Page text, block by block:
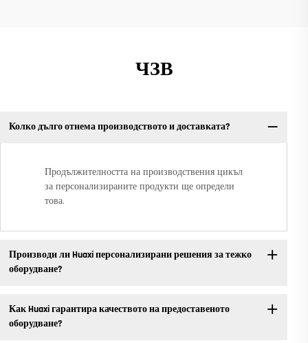
ЧЗВ
Колко дълго отнема производството и доставката?
Продължителността на производствения цикъл
за персонализираните продукти ще определи
това.
Производи ли Huaxi персонализирани решения за тежко
оборудване?
Как Huaxi гарантира качеството на предоставеното
оборудване?